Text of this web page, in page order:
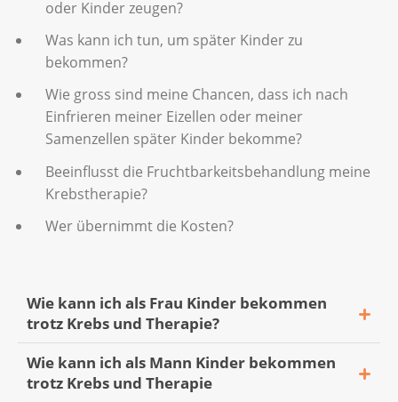
oder Kinder zeugen?
Was kann ich tun, um später Kinder zu
bekommen?
Wie gross sind meine Chancen, dass ich nach
Einfrieren meiner Eizellen oder meiner
Samenzellen später Kinder bekomme?
Beeinflusst die Fruchtbarkeitsbehandlung meine
Krebstherapie?
Wer übernimmt die Kosten?
Wie kann ich als Frau Kinder bekommen
trotz Krebs und Therapie?
Eizellen einfrieren
Wie kann ich als Mann Kinder bekommen
trotz Krebs und Therapie